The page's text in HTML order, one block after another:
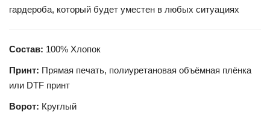
гардероба, который будет уместен в любых ситуациях
Состав: 100% Хлопок
Принт: Прямая печать, полиуретановая объёмная плёнка
или DTF принт
Ворот: Круглый